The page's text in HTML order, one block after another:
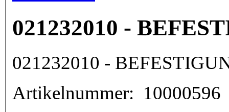
021232010 -
021232010 -
10000596